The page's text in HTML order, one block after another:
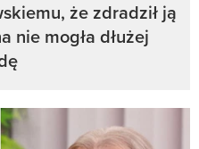
że zdradził ją
nie mogła dłużej